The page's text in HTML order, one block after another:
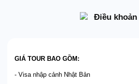
Điều khoản
GIÁ TOUR BAO GỒM:
- Visa nhập cảnh Nhật Bản